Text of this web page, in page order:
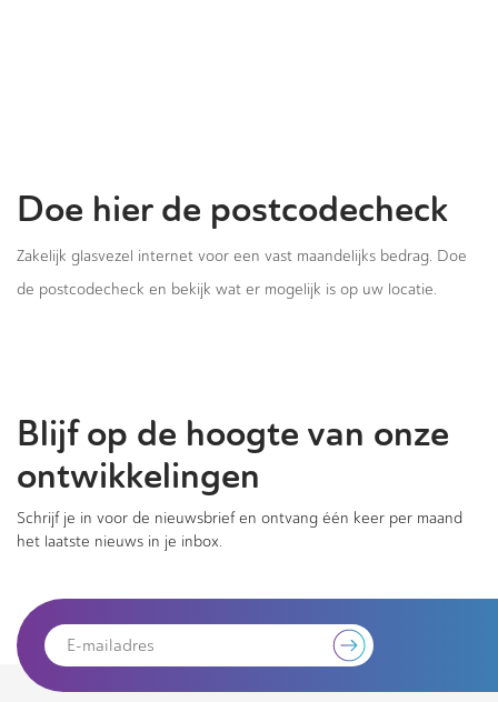
Doe hier de postcodecheck
Zakelijk glasvezel internet voor een vast maandelijks bedrag. Doe
de postcodecheck en bekijk wat er mogelijk is op uw locatie.
Blijf op de hoogte van onze
ontwikkelingen
Schrijf je in voor de nieuwsbrief en ontvang één keer per maand
het laatste nieuws in je inbox.